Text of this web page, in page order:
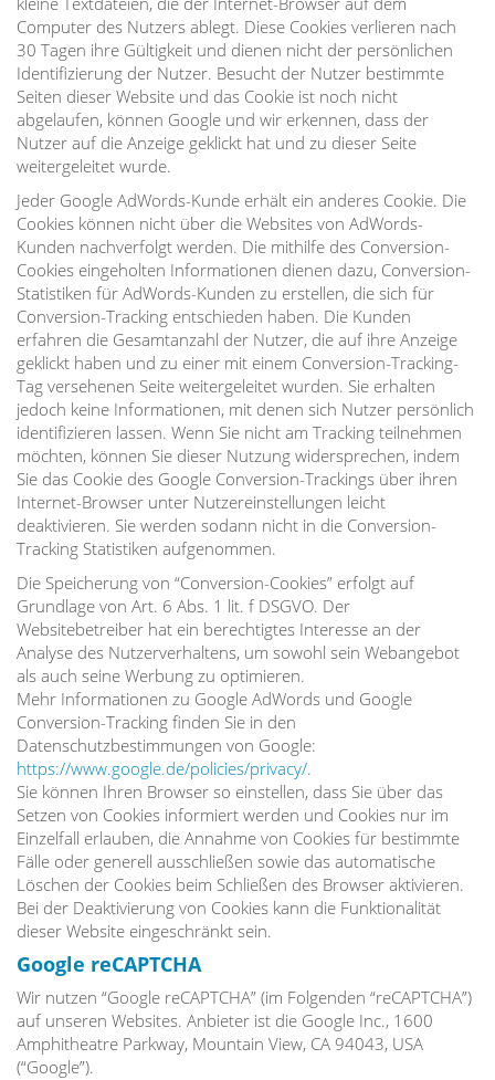
Computer des Nutzers ablegt. Diese Cookies verlieren nach
30 Tagen ihre Gültigkeit und dienen nicht der persönlichen
Identifizierung der Nutzer. Besucht der Nutzer bestimmte
Seiten dieser Website und das Cookie ist noch nicht
abgelaufen, können Google und wir erkennen, dass der
Nutzer auf die Anzeige geklickt hat und zu dieser Seite
weitergeleitet wurde.
Jeder Google AdWords-Kunde erhält ein anderes Cookie. Die
Cookies können nicht über die Websites von AdWords-
Kunden nachverfolgt werden. Die mithilfe des Conversion-
Cookies eingeholten Informationen dienen dazu, Conversion-
Statistiken für AdWords-Kunden zu erstellen, die sich für
Conversion-Tracking entschieden haben. Die Kunden
erfahren die Gesamtanzahl der Nutzer, die auf ihre Anzeige
geklickt haben und zu einer mit einem Conversion-Tracking-
Tag versehenen Seite weitergeleitet wurden. Sie erhalten
jedoch keine Informationen, mit denen sich Nutzer persönlich
identifizieren lassen. Wenn Sie nicht am Tracking teilnehmen
möchten, können Sie dieser Nutzung widersprechen, indem
Sie das Cookie des Google Conversion-Trackings über ihren
Internet-Browser unter Nutzereinstellungen leicht
deaktivieren. Sie werden sodann nicht in die Conversion-
Tracking Statistiken aufgenommen.
Die Speicherung von “Conversion-Cookies” erfolgt auf
Grundlage von Art. 6 Abs. 1 lit. f DSGVO. Der
Websitebetreiber hat ein berechtigtes Interesse an der
Analyse des Nutzerverhaltens, um sowohl sein Webangebot
als auch seine Werbung zu optimieren.
Mehr Informationen zu Google AdWords und Google
Conversion-Tracking finden Sie in den
Datenschutzbestimmungen von Google:
https://www.google.de/policies/privacy/.
Sie können Ihren Browser so einstellen, dass Sie über das
Setzen von Cookies informiert werden und Cookies nur im
Einzelfall erlauben, die Annahme von Cookies für bestimmte
Fälle oder generell ausschließen sowie das automatische
Löschen der Cookies beim Schließen des Browser aktivieren.
Bei der Deaktivierung von Cookies kann die Funktionalität
dieser Website eingeschränkt sein.
Google reCAPTCHA
Wir nutzen “Google reCAPTCHA” (im Folgenden “reCAPTCHA”)
auf unseren Websites. Anbieter ist die Google Inc., 1600
Amphitheatre Parkway, Mountain View, CA 94043, USA
(“Google”).